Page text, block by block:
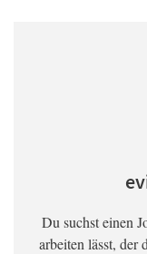
Du suchst einen
arbeiten lässt, der